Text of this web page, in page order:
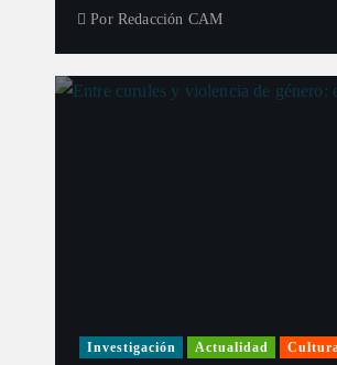
Por Redacción CAM
Investigación Actualidad